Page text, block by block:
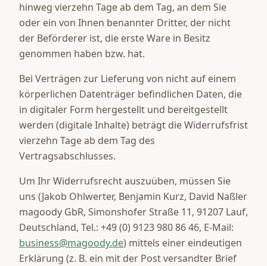
hinweg vierzehn Tage ab dem Tag, an dem Sie
oder ein von Ihnen benannter Dritter, der nicht
der Beförderer ist, die erste Ware in Besitz
genommen haben bzw. hat.
Bei Verträgen zur Lieferung von nicht auf einem
körperlichen Datenträger befindlichen Daten, die
in digitaler Form hergestellt und bereitgestellt
werden (digitale Inhalte) beträgt die Widerrufsfrist
vierzehn Tage ab dem Tag des
Vertragsabschlusses.
Um Ihr Widerrufsrecht auszuüben, müssen Sie
uns (Jakob Ohlwerter, Benjamin Kurz, David Naßler
magoody GbR, Simonshofer Straße 11, 91207 Lauf,
Deutschland, Tel.: +49 (0) 9123 980 86 46, E-Mail:
business@magoody.de) mittels einer eindeutigen
Erklärung (z. B. ein mit der Post versandter Brief